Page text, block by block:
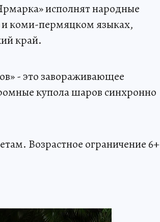
исполнят народные
коми-пермяцком языках,
край.
- это завораживающее
купола шаров синхронно
Возрастное ограничение 6+